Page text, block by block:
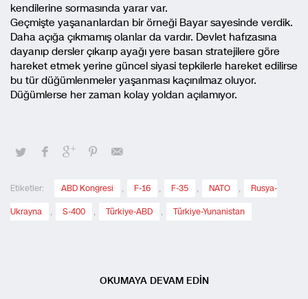
kendilerine sormasında yarar var.
Geçmişte yaşananlardan bir örneği Bayar sayesinde verdik.
Daha açığa çıkmamış olanlar da vardır. Devlet hafızasına
dayanıp dersler çıkarıp ayağı yere basan stratejilere göre
hareket etmek yerine güncel siyasi tepkilerle hareket edilirse
bu tür düğümlenmeler yaşanması kaçınılmaz oluyor.
Düğümlerse her zaman kolay yoldan açılamıyor.
Etiketler: ABD Kongresi , F-16 , F-35 , NATO , Rusya-
Ukrayna , S-400 , Türkiye-ABD , Türkiye-Yunanistan
OKUMAYA DEVAM EDİN